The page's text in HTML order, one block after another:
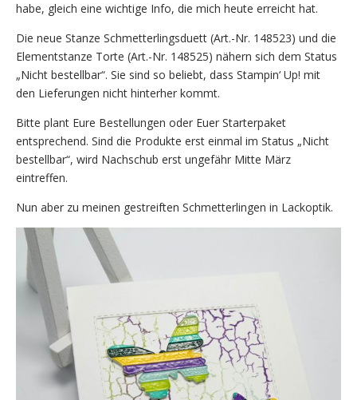
habe, gleich eine wichtige Info, die mich heute erreicht hat.
Die neue Stanze Schmetterlingsduett (Art.-Nr. 148523) und die
Elementstanze Torte (Art.-Nr. 148525) nähern sich dem Status
„Nicht bestellbar“. Sie sind so beliebt, dass Stampin‘ Up! mit
den Lieferungen nicht hinterher kommt.
Bitte plant Eure Bestellungen oder Euer Starterpaket
entsprechend. Sind die Produkte erst einmal im Status „Nicht
bestellbar“, wird Nachschub erst ungefähr Mitte März
eintreffen.
Nun aber zu meinen gestreiften Schmetterlingen in Lackoptik.